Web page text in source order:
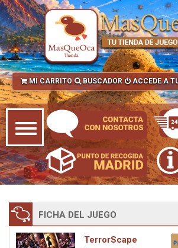
MI CARRITO BUSCADOR ACCEDE A
FICHA DEL JUEGO
TerrorScape